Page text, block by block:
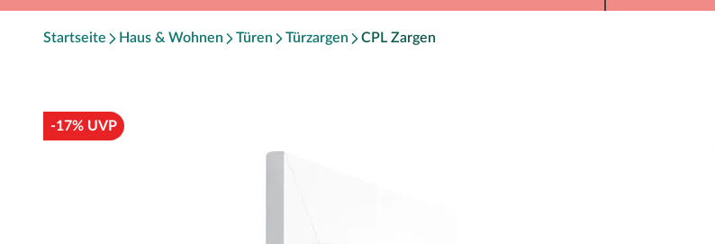
Startseite Haus & Wohnen Türen Türzargen CPL Zargen
-17% UVP